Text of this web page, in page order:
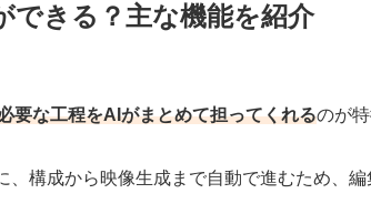
できる？主な機能を紹介
要な工程をAIがまとめて担ってくれるのが
、構成から映像生成まで自動で進むため、